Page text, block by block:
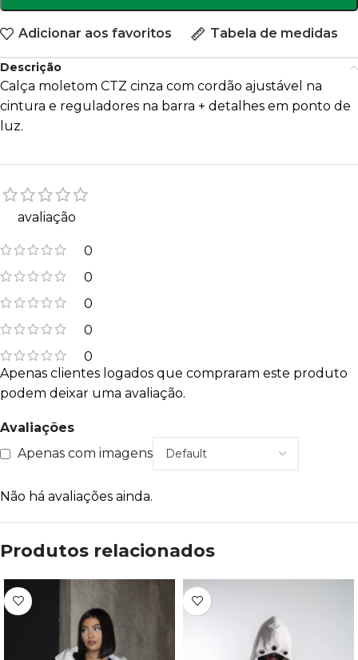
Adicionar aos favoritos Tabela de medidas
Descrição
Calça moletom CTZ cinza com cordão ajustável na
cintura e reguladores na barra + detalhes em ponto de
luz.
avaliação
0
0
0
0
0
Avaliações
Apenas com imagens
Não há avaliações ainda.
Apenas clientes logados que compraram este produto
podem deixar uma avaliação.
Produtos relacionados